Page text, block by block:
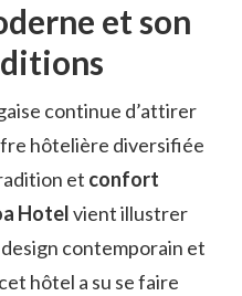
et son
continue d’attirer
hôtelière diversifiée
et confort
Hotelvient illustrer
contemporain et
hôtel a su se faire